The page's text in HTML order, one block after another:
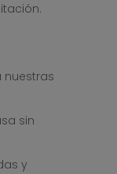
nuestras
sin
y